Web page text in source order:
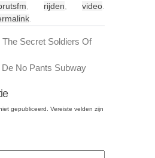
rijden video
The Secret Soldiers Of
No Pants Subway
gepubliceerd.
Vereiste velden zijn